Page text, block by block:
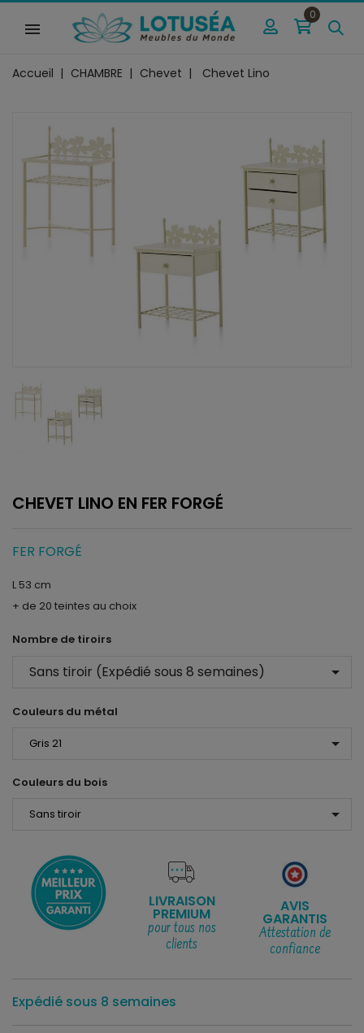
0
Accueil CHAMBRE Chevet Chevet Lino
CHEVET LINO EN FER FORGÉ
FER FORGÉ
L 53 cm
+ de 20 teintes au choix
Nombre de tiroirs
arrow_drop_down
Couleurs du métal
arrow_drop_down
Couleurs du bois
arrow_drop_down
LIVRAISON
PREMIUM
pour tous nos
clients
AVIS
GARANTIS
Attestation de
confiance
Expédié sous 8 semaines